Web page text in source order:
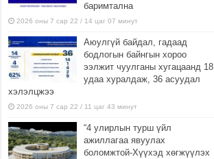
баримтална
2026 оны 7 сар 22 / 14 цаг 07 минут
Аюулгүй байдал, гадаад
бодлогын байнгын хороо
ээлжит чуулганы хугацаанд 18
удаа хуралдаж, 36 асуудал
хэлэлцжээ
2026 оны 7 сар 22 / 11 цаг 43 минут
“4 улирлын турш үйл
ажиллагаа явуулах
боломжтой-Хүүхэд хөгжүүлэх